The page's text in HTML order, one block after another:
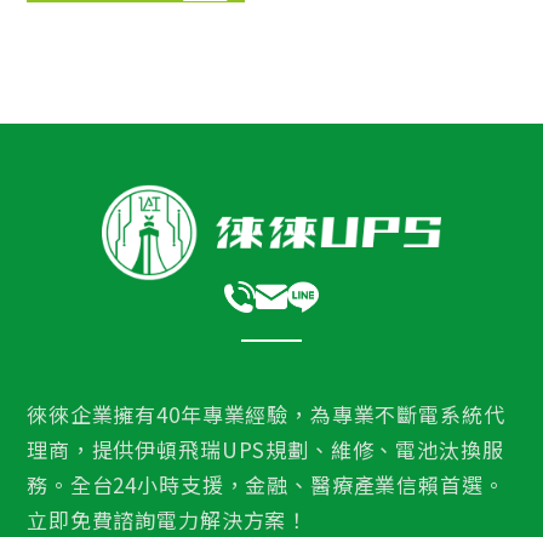
徠徠企業擁有40年專業經驗，為專業不斷電系統代
理商，提供伊頓飛瑞UPS規劃、維修、電池汰換服
務。全台24小時支援，金融、醫療產業信賴首選。
立即免費諮詢電力解決方案！